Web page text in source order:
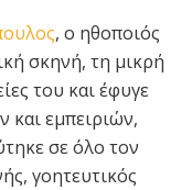
, ο ηθοποιός
σκηνή, τη μικρή
του και έφυγε
και εμπειριών,
σε όλο τον
γοητευτικός